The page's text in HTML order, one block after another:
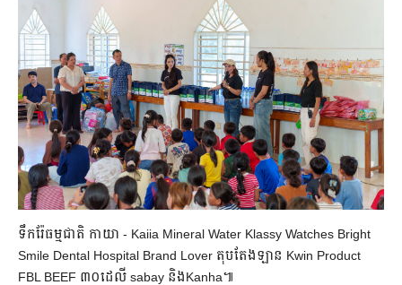
ទឹករ៉ែធម្មជាតិ កាយា - Kaiia Mineral Water Klassy Watches Bright
Smile Dental Hospital Brand Lover តុបតែងឡាន Kwin Product
FBL BEEF ៣០ដេលី sabay និងKanha៕